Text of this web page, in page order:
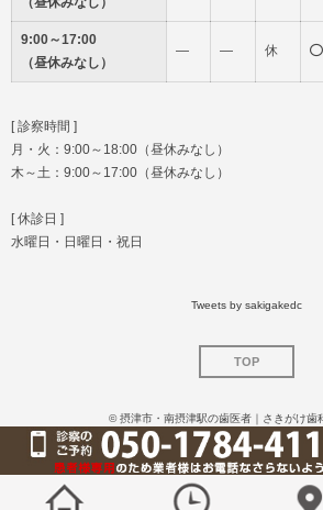
9:00～17:00
（昼休みなし）
― ― 休
[ 診察時間 ]
月・火：9:00～18:00（昼休みなし）
木～土：9:00～17:00（昼休みなし）
[ 休診日 ]
水曜日・日曜日・祝日
Tweets by sakigakedc
TOP
©摂津市・南摂津駅の歯医者｜さきがけ歯